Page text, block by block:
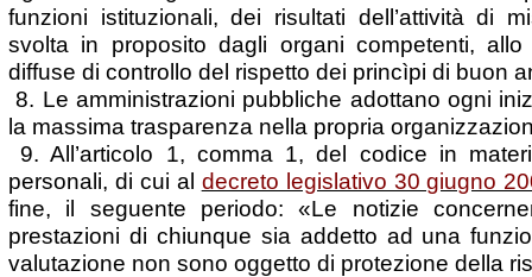
funzioni istituzionali, dei risultati dell’attività di
svolta in proposito dagli organi competenti,
diffuse di controllo del rispetto dei princìpi di buon
8. Le amministrazioni pubbliche adottano ogni
la massima trasparenza nella propria
9. All’articolo 1, comma 1, del codice in
personali, di cui al decreto legislativo 30 giugno
fine, il seguente periodo: «Le notizie
prestazioni di chiunque sia addetto ad una
valutazione non sono oggetto di protezione della